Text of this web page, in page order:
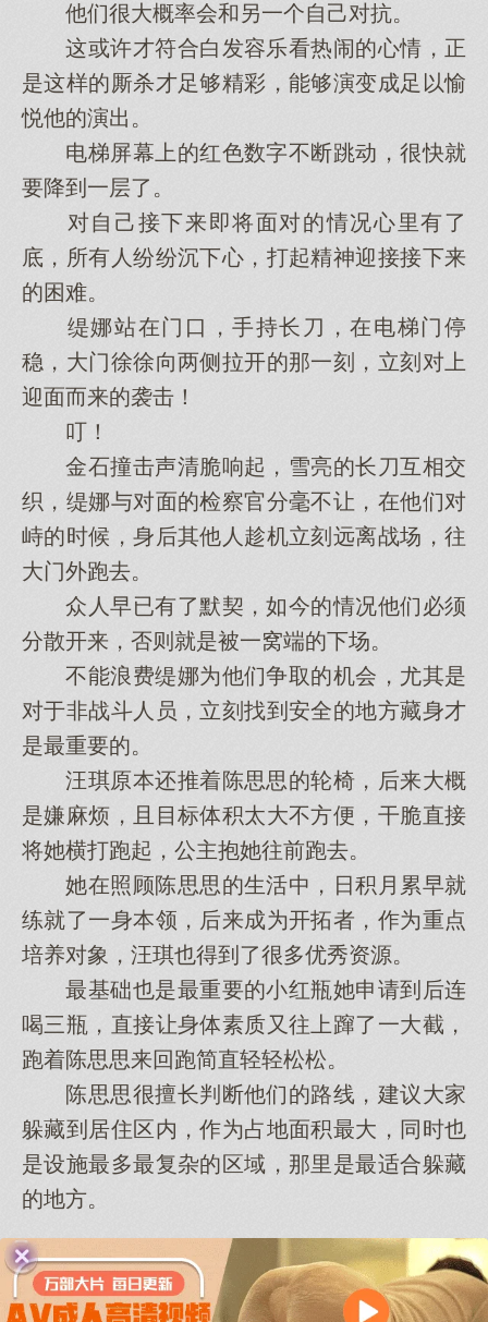
他们很大概率会和另一个自己对抗。
这或许才符合白发容乐看热闹的心情，正
是这样的厮杀才足够精彩，能够演变成足以愉
悦他的演出。
电梯屏幕上的红色数字不断跳动，很快就
要降到一层了。
对自己接下来即将面对的情况心里有了
底，所有人纷纷沉下心，打起精神迎接接下来
的困难。
缇娜站在门口，手持长刀，在电梯门停
稳，大门徐徐向两侧拉开的那一刻，立刻对上
迎面而来的袭击！
叮！
金石撞击声清脆响起，雪亮的长刀互相交
织，缇娜与对面的检察官分毫不让，在他们对
峙的时候，身后其他人趁机立刻远离战场，往
大门外跑去。
众人早已有了默契，如今的情况他们必须
分散开来，否则就是被一窝端的下场。
不能浪费缇娜为他们争取的机会，尤其是
对于非战斗人员，立刻找到安全的地方藏身才
是最重要的。
汪琪原本还推着陈思思的轮椅，后来大概
是嫌麻烦，且目标体积太大不方便，干脆直接
将她横打跑起，公主抱她往前跑去。
她在照顾陈思思的生活中，日积月累早就
练就了一身本领，后来成为开拓者，作为重点
培养对象，汪琪也得到了很多优秀资源。
最基础也是最重要的小红瓶她申请到后连
喝三瓶，直接让身体素质又往上蹿了一大截，
跑着陈思思来回跑简直轻轻松松。
陈思思很擅长判断他们的路线，建议大家
躲藏到居住区内，作为占地面积最大，同时也
是设施最多最复杂的区域，那里是最适合躲藏
的地方。